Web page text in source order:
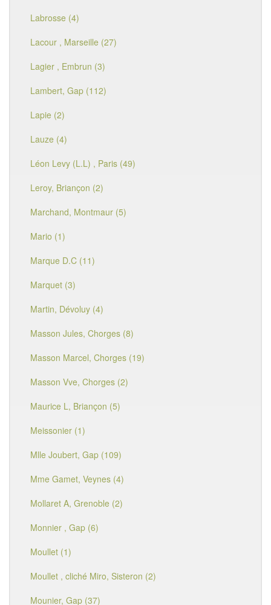
Labrosse (4)
Lacour , Marseille (27)
Lagier , Embrun (3)
Lambert, Gap (112)
Lapie (2)
Lauze (4)
Léon Levy (L.L) , Paris (49)
Leroy, Briançon (2)
Marchand, Montmaur (5)
Mario (1)
Marque D.C (11)
Marquet (3)
Martin, Dévoluy (4)
Masson Jules, Chorges (8)
Masson Marcel, Chorges (19)
Masson Vve, Chorges (2)
Maurice L, Briançon (5)
Meissonier (1)
Mlle Joubert, Gap (109)
Mme Gamet, Veynes (4)
Mollaret A, Grenoble (2)
Monnier , Gap (6)
Moullet (1)
Moullet , cliché Miro, Sisteron (2)
Mounier, Gap (37)